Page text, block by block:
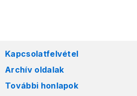
Kapcsolatfelvétel
Archív oldalak
További honlapok